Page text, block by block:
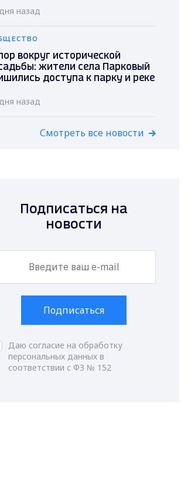
назад
вокруг исторической
жители села Парковый
доступа к парку и реке
назад
Смотреть все новости
Подписаться на
новости
Подписаться
Даю согласие на обработку
персональных данных в
соответствии с ФЗ № 152